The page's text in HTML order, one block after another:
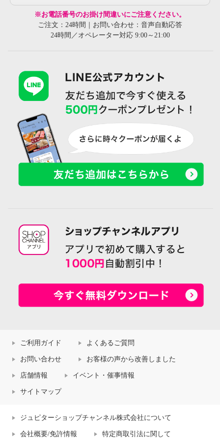
※お電話番号のお掛け間違いにご注意ください。
ご注文：24時間｜お問い合わせ：音声自動応答
24時間／オペレーター対応 9:00～21:00
ご利用ガイド よくあるご質問
お問い合わせ お客様の声から改善しました
店舗情報 イベント・催事情報
サイトマップ
ジュピターショップチャンネル株式会社について
会社概要/免許情報 特定商取引法に関して